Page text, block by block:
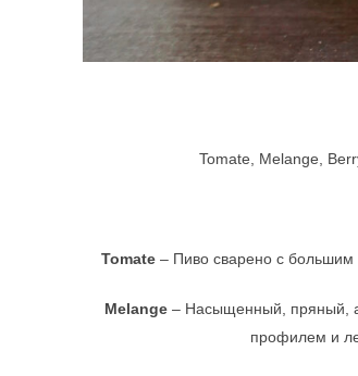
Tomate, Melange,
Tomate – Пиво сварено с большим
Melange– Насыщенный, пряный,
профилем и